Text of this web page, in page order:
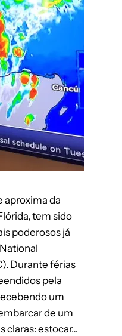
aproxima da
tem sido
poderosos já
Durante férias
pela
um
de um
claras: estocar…